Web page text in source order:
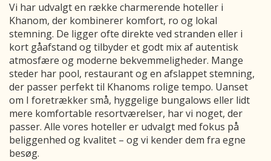
Vi har udvalgt en række charmerende hoteller i
Khanom, der kombinerer komfort, ro og lokal
stemning. De ligger ofte direkte ved stranden eller i
kort gåafstand og tilbyder et godt mix af autentisk
atmosfære og moderne bekvemmeligheder. Mange
steder har pool, restaurant og en afslappet stemning,
der passer perfekt til Khanoms rolige tempo. Uanset
om I foretrækker små, hyggelige bungalows eller lidt
mere komfortable resortværelser, har vi noget, der
passer. Alle vores hoteller er udvalgt med fokus på
beliggenhed og kvalitet – og vi kender dem fra egne
besøg.